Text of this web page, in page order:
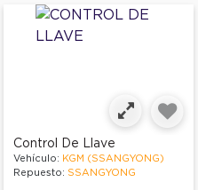
Control De Llave
Vehículo: KGM (SSANGYONG)
Repuesto: SSANGYONG